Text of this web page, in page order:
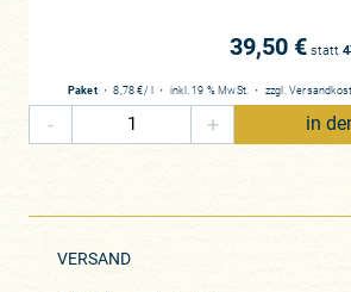
39,50 € statt
Paket・8,78 € / l ・ inkl. 19 % MwSt. ・ zzgl.
- + in
VERSAND